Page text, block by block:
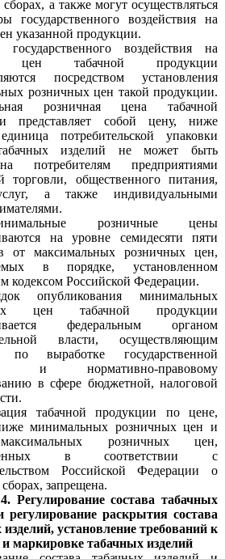
а также могут осуществляться
государственного воздействия на
указанной продукции.
воздействия на
цен табачной продукции
посредством установления
розничных цен такой продукции.
розничная цена табачной
представляет собой цену, ниже
потребительской упаковки
изделий не может быть
потребителям предприятиями
торговли, общественного питания,
а также индивидуальными
розничные цены
на уровне семидесяти пяти
от максимальных розничных цен,
в порядке, установленном
кодексом Российской Федерации.
опубликования минимальных
цен табачной продукции
федеральным органом
власти, осуществляющим
по выработке государственной
и нормативно-правовому
в сфере бюджетной, налоговой
табачной продукции по цене,
минимальных розничных цен и
розничных цен,
в соответствии с
Российской Федерации о
запрещена.
Регулирование состава табачных
регулирование раскрытия состава
установление требований к
и маркировке табачных изделий